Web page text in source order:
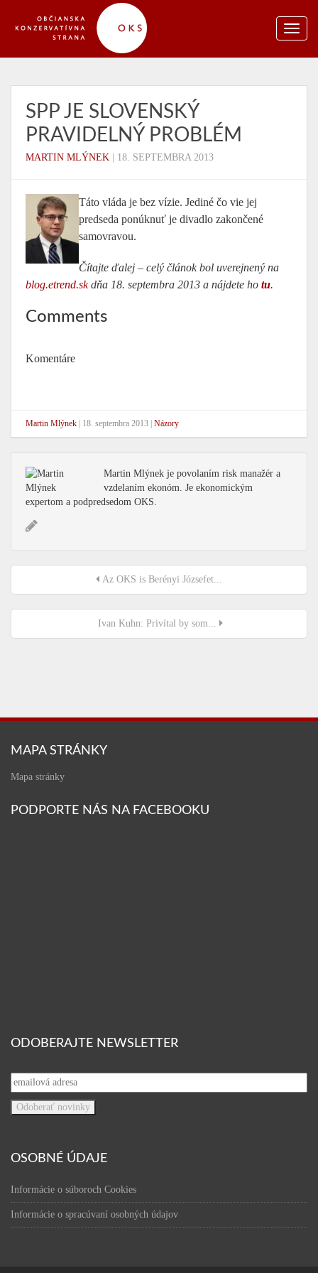
SPP JE SLOVENSKÝ
PRAVIDELNÝ PROBLÉM
MARTIN MLÝNEK 18. SEPTEMBRA 2013
Táto vláda je bez vízie. Jediné čo vie jej
predseda ponúknuť je divadlo zakončené
samovravou.
Čítajte ďalej – celý článok bol uverejnený na
blog.etrend.skdňa 18. septembra 2013 a nájdete ho tu.
Comments
Komentáre
Martin Mlýnek 18. septembra 2013 Názory
Martin Mlýnek je povolaním risk manažér a
vzdelaním ekonóm. Je ekonomickým
expertom a podpredsedom OKS.
Az OKS is Berényi Józsefet...
Ivan Kuhn: Privítal by som...
MAPA STRÁNKY
Mapa stránky
PODPORTE NÁS NA FACEBOOKU
ODOBERAJTE NEWSLETTER
OSOBNÉ ÚDAJE
Informácie o súboroch Cookies
Informácie o spracúvaní osobných údajov